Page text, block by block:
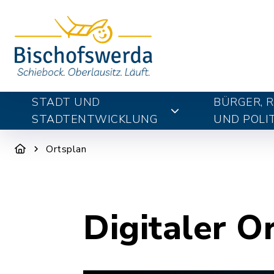
STADT UND
STADTENTWICKLUNG
BÜRGER,
UND
Ortsplan
Digitaler